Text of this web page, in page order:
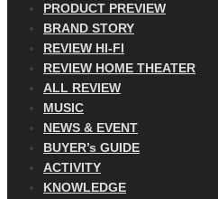
PRODUCT PREVIEW
BRAND STORY
REVIEW HI-FI
REVIEW HOME THEATER
ALL REVIEW
MUSIC
NEWS & EVENT
BUYER’s GUIDE
ACTIVITY
KNOWLEDGE